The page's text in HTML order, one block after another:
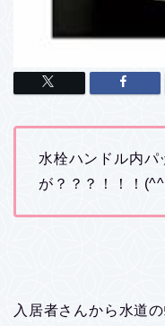
水栓ハンドル内パ
が？？？！！！
入居者さんから水道